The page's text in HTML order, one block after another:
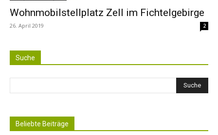
Wohnmobilstellplatz Zell im Fichtelgebirge
26. April 2019 2
Suche
Beliebte Beiträge